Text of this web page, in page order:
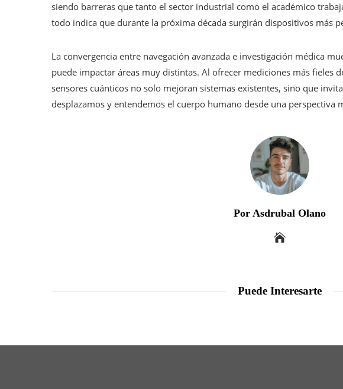
siendo barreras que tanto el sector industrial como el académico
todo indica que durante la próxima década surgirán dispositivos más
La convergencia entre navegación avanzada e investigación médica
puede impactar áreas muy distintas. Al ofrecer mediciones más fieles
sensores cuánticos no solo mejoran sistemas existentes, sino que
desplazamos y entendemos el cuerpo humano desde una perspectiva
Por Asdrubal Olano
Puede Interesarte